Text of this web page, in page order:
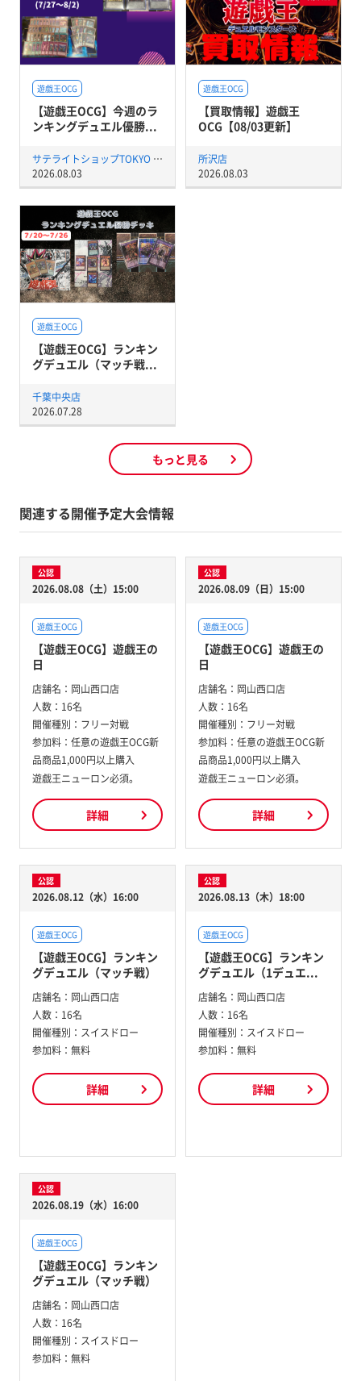
遊戯王OCG
【遊戯王OCG】今週のラ
ンキングデュエル優勝...
サテライトショップTOKYO 秋葉原店
2026.08.03
遊戯王OCG
【買取情報】遊戯王
OCG【08/03更新】
所沢店
2026.08.03
遊戯王OCG
【遊戯王OCG】ランキン
グデュエル（マッチ戦...
千葉中央店
2026.07.28
もっと見る
関連する開催予定大会情報
公認
2026.08.08（土）15:00
遊戯王OCG
【遊戯王OCG】遊戯王の
日
店舗名： 岡山西口店
人数： 16名
開催種別： フリー対戦
参加料： 任意の遊戯王OCG新
品商品1,000円以上購入
遊戯王ニューロン必須。
詳細
公認
2026.08.09（日）15:00
遊戯王OCG
【遊戯王OCG】遊戯王の
日
店舗名： 岡山西口店
人数： 16名
開催種別： フリー対戦
参加料： 任意の遊戯王OCG新
品商品1,000円以上購入
遊戯王ニューロン必須。
詳細
公認
2026.08.12（水）16:00
遊戯王OCG
【遊戯王OCG】ランキン
グデュエル（マッチ戦）
店舗名： 岡山西口店
人数： 16名
開催種別： スイスドロー
参加料： 無料
詳細
公認
2026.08.13（木）18:00
遊戯王OCG
【遊戯王OCG】ランキン
グデュエル（1デュエ...
店舗名： 岡山西口店
人数： 16名
開催種別： スイスドロー
参加料： 無料
詳細
公認
2026.08.19（水）16:00
遊戯王OCG
【遊戯王OCG】ランキン
グデュエル（マッチ戦）
店舗名： 岡山西口店
人数： 16名
開催種別： スイスドロー
参加料： 無料